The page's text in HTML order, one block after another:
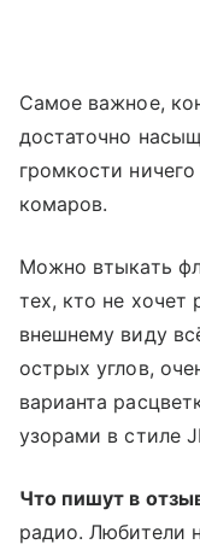
Самое важное,
достаточно
громкости
комаров.
Можно втыкать
тех, кто не хочет
внешнему виду
острых углов,
варианта
узорами в стиле
Что пишут в
радио. Любители